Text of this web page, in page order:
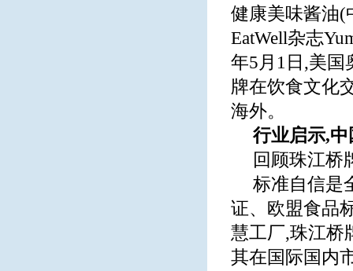
健康美味酱油(
EatWell杂志
年5月1日,美国
牌在饮食文化
海外。
行业启示,中
回顾珠江桥
标准自信是
证、欧盟食品
慧工厂,珠江桥
其在国际国内